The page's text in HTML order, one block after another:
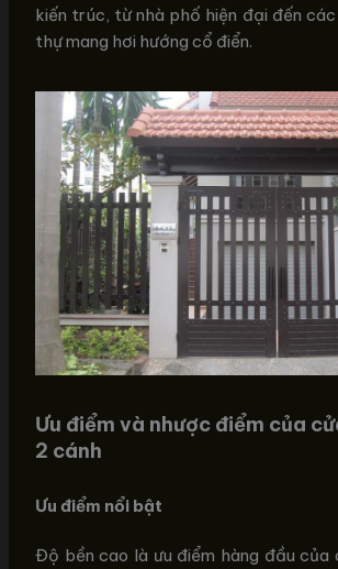
kiến trúc, từ nhà phố hiện đại đến
thự mang hơi hướng cổ điển.
Ưu điểm và nhược điểm của
2 cánh
Ưu điểm nổi bật
Độ bền cao là ưu điểm hàng đầu của